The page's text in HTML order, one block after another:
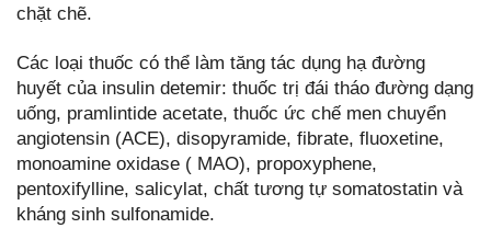
chặt chẽ.
Các loại thuốc có thể làm tăng tác dụng hạ đường
huyết của insulin detemir: thuốc trị đái tháo đường dạng
uống, pramlintide acetate, thuốc ức chế men chuyển
angiotensin (ACE), disopyramide, fibrate, fluoxetine,
monoamine oxidase ( MAO), propoxyphene,
pentoxifylline, salicylat, chất tương tự somatostatin và
kháng sinh sulfonamide.